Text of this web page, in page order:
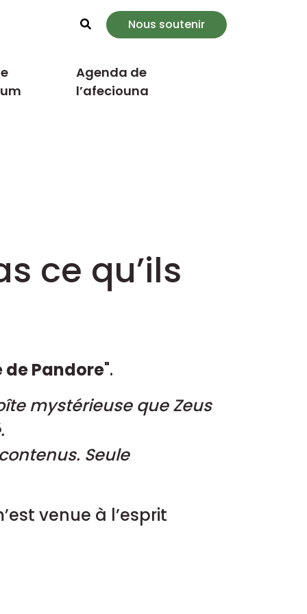
Rechercher
Nous soutenir
Agenda de
l’afeciouna
ce qu’ils
Pandore".
mystérieuse que Zeus
Seule
venue à l’esprit